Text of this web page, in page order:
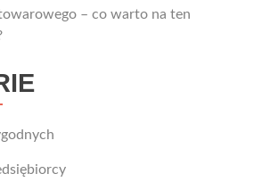
– co warto na ten